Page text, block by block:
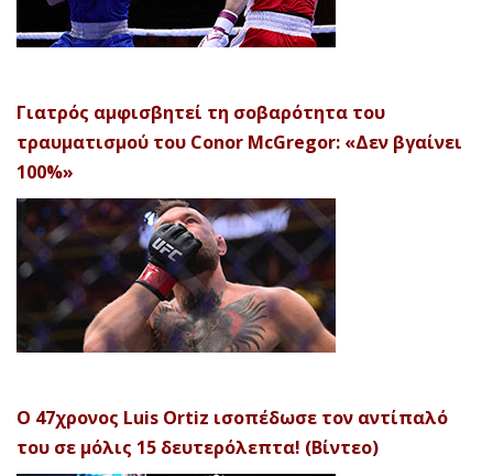
Γιατρός αμφισβητεί τη σοβαρότητα του
τραυματισμού του Conor McGregor: «Δεν βγαίνει
100%»
Ο 47χρονος Luis Ortiz ισοπέδωσε τον αντίπαλό
του σε μόλις 15 δευτερόλεπτα! (Βίντεο)